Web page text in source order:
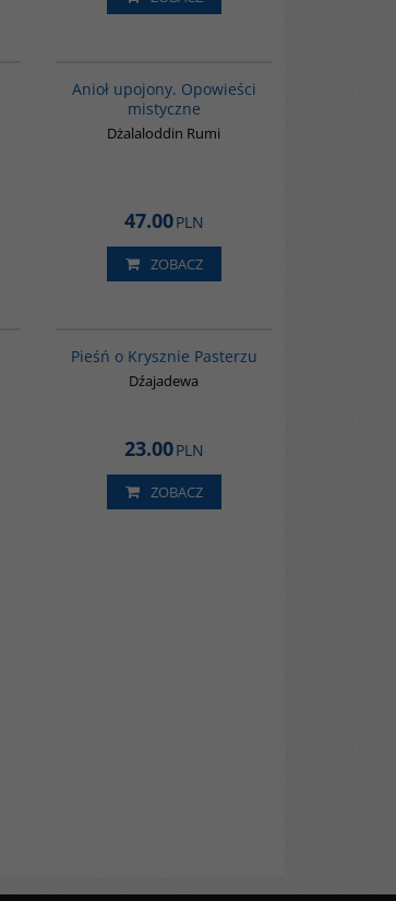
Anioł upojony. Opowieści
mistyczne
Dżalaloddin Rumi
47.00PLN
ZOBACZ
Pieśń o Krysznie Pasterzu
Dźajadewa
23.00PLN
ZOBACZ